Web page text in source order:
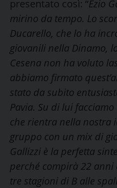
presentato così: “Ezio
mirino da tempo. Lo
Ducarello, che lo ha
giovanili nella Dinamo,
Cesena non ha voluto
abbiamo firmato
stato da subito
Pavia. Su di lui
che rientra nella nostra
gruppo con un mix di
Gallizzi è la perfetta
perché compirà 22
tre stagioni di B alle